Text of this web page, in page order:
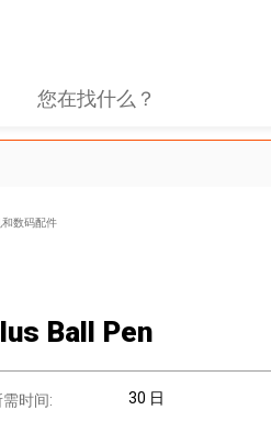
数码配件
Ball Pen
时间: 30 日